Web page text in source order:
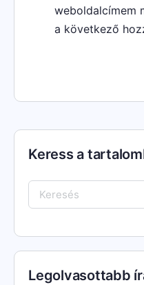
weboldalcímem
a következő
Keress a
Keresés:
Legolvasottabb